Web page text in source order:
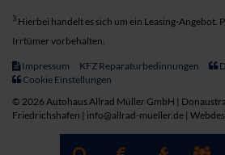
3 Hierbei handelt es sich um ein Leasing-Angebot.
Irrtümer vorbehalten.
Impressum KFZ Reparaturbedinnungen
Cookie Einstellungen
© 2026 Autohaus Allrad Müller GmbH |
Friedrichshafen | info@allrad-mueller.de |